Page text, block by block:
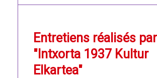
Entretiens réalisés par
"Intxorta 1937 Kultur
Elkartea"